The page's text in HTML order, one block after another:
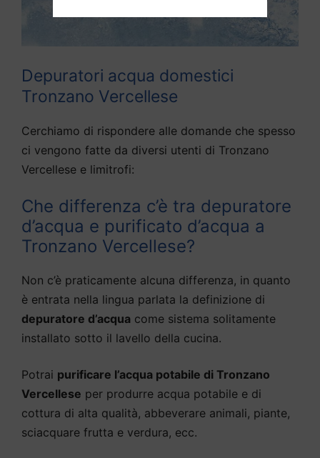
Depuratori acqua domestici
Tronzano Vercellese
Cerchiamo di rispondere alle domande che spesso
ci vengono fatte da diversi utenti di Tronzano
Vercellese e limitrofi:
Che differenza c’è tra depuratore
d’acqua e purificato d’acqua a
Tronzano Vercellese?
Non c’è praticamente alcuna differenza, in quanto
è entrata nella lingua parlata la definizione di
depuratore d’acqua come sistema solitamente
installato sotto il lavello della cucina.
Potrai purificare l’acqua potabile di Tronzano
Vercellese per produrre acqua potabile e di
cottura di alta qualità, abbeverare animali, piante,
sciacquare frutta e verdura, ecc.